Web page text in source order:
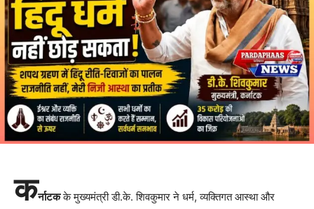
कर्नाटकके मुख्यमंत्री डी.के. शिवकुमार ने धर्म, व्यक्तिगत आस्था और